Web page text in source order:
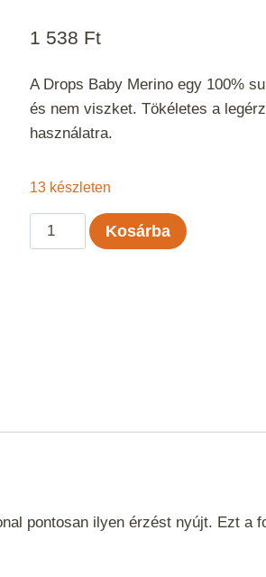
1 538 Ft
A Drops Baby Merino egy 100%
és nem viszket. Tökéletes a
használatra.
13 készleten
Drops
Baby
Kosárba
pontosan ilyen érzést nyújt. Ezt a